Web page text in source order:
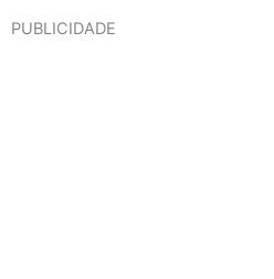
PUBLICIDADE